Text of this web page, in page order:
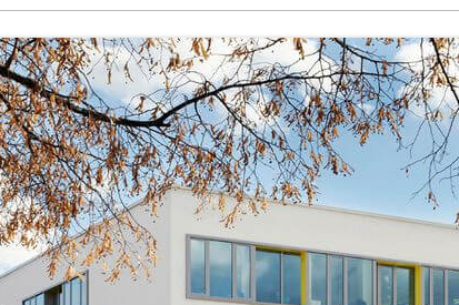
SCHULVIDEO
SCHULLEITUNG
M-STUFEN
MUSIK
SPORT
SCHULGARTEN
SPONSOREN